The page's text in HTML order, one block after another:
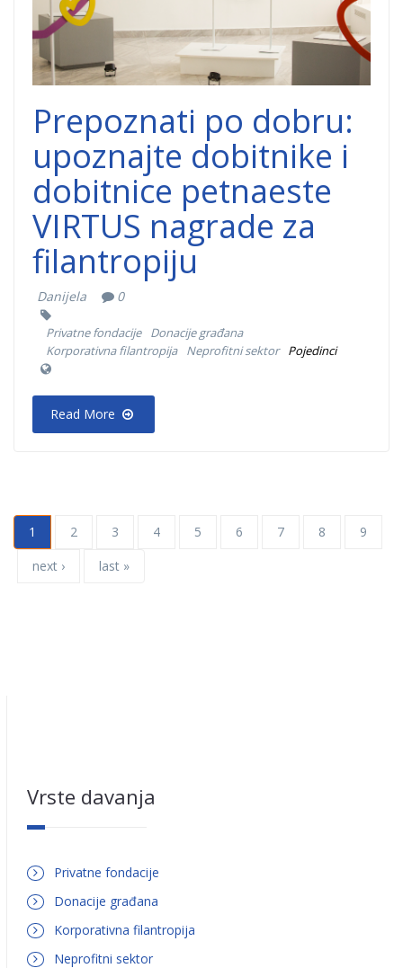
Prepoznati po dobru:
upoznajte dobitnike i
dobitnice petnaeste
VIRTUS nagrade za
filantropiju
Danijela 0
Privatne fondacije
Donacije građana
Korporativna filantropija
Neprofitni sektor Pojedinci
Read More
1 2 3 4 5 6 7 8
9
next ›
last »
Vrste davanja
Privatne fondacije
Donacije građana
Korporativna filantropija
Neprofitni sektor